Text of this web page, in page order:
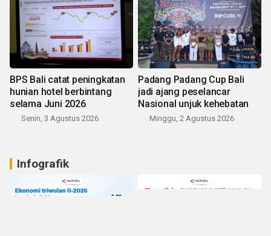
BPS Bali catat peningkatan
hunian hotel berbintang
selama Juni 2026
Senin, 3 Agustus 2026
Padang Padang Cup Bali
jadi ajang peselancar
Nasional unjuk kehebatan
Minggu, 2 Agustus 2026
Infografik